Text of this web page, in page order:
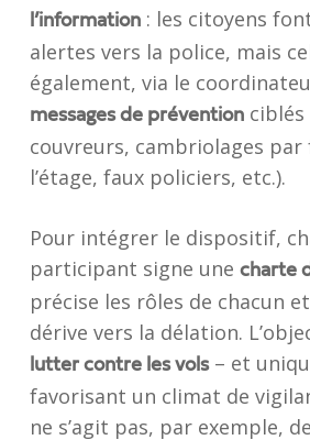
l’information: les citoyens
alertes vers la police, mais
également, via le
messages de préventionciblés
couvreurs, cambriolages par
l’étage, faux policiers, etc.).
Pour intégrer le dispositif,
participant signe une charte
précise les rôles de chacun
dérive vers la délation.
lutter contre les vols– et
favorisant un climat de
ne s’agit pas, par exemple,